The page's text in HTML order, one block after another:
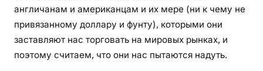
англичанам и американцам и их мере (ни к чему не
привязанному доллару и фунту), которыми они
заставляют нас торговать на мировых рынках, и
поэтому считаем, что они нас пытаются надуть.